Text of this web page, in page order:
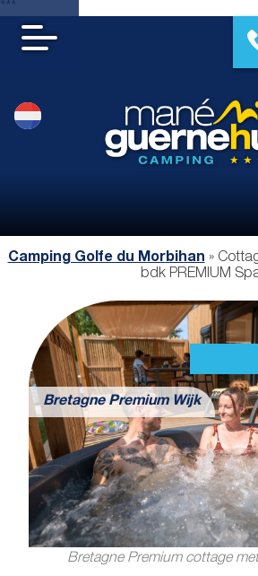
Camping Golfe du Morbihan »
bdk PREMIUM
Bretagne Premium cottage
Bretagne Premium Wijk